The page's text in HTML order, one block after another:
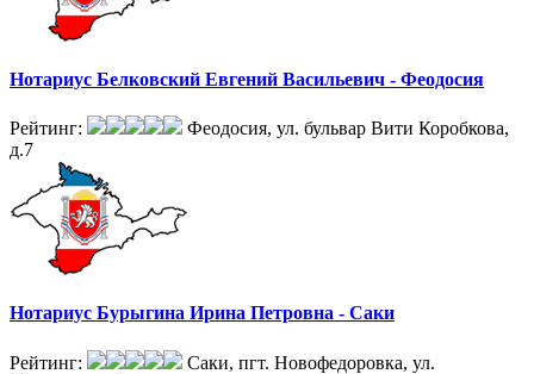
Нотариус Белковский Евгений Васильевич - Феодосия
Рейтинг:
Феодосия, ул. бульвар Вити Коробкова,
д.7
Нотариус Бурыгина Ирина Петровна - Саки
Рейтинг:
Саки, пгт. Новофедоровка, ул.